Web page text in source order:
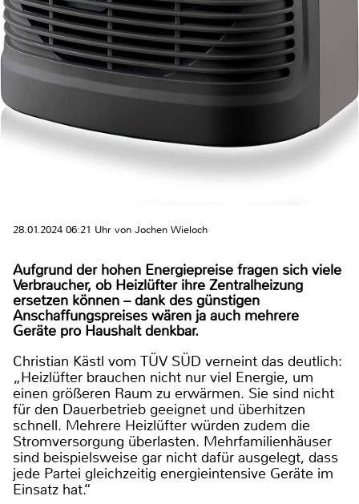
28.01.2024 06:21 Uhr von Jochen Wieloch
Aufgrund der hohen Energiepreise fragen sich viele
Verbraucher, ob Heizlüfter ihre Zentralheizung
ersetzen können – dank des günstigen
Anschaffungspreises wären ja auch mehrere
Geräte pro Haushalt denkbar.
Christian Kästl vom TÜV SÜD verneint das deutlich:
„Heizlüfter brauchen nicht nur viel Energie, um
einen größeren Raum zu erwärmen. Sie sind nicht
für den Dauerbetrieb geeignet und überhitzen
schnell. Mehrere Heizlüfter würden zudem die
Stromversorgung überlasten. Mehrfamilienhäuser
sind beispielsweise gar nicht dafür ausgelegt, dass
jede Partei gleichzeitig energieintensive Geräte im
Einsatz hat.“